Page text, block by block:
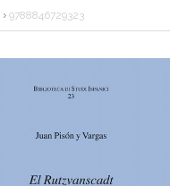
9788846729323